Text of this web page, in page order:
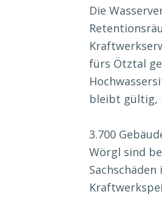
Die
fürs Ötztal
bleibt gültig,
3.700
Wörgl sind